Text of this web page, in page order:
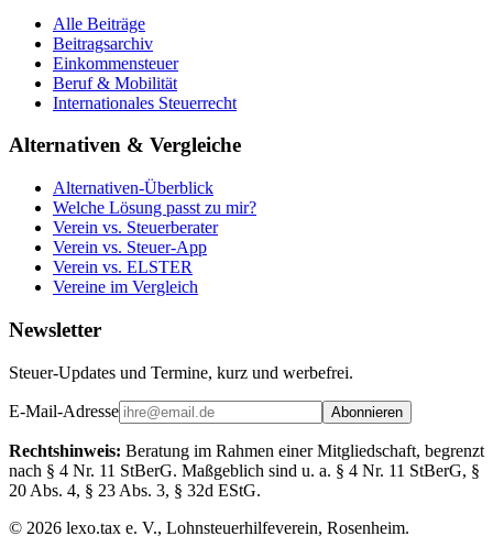
Alle Beiträge
Beitragsarchiv
Einkommensteuer
Beruf & Mobilität
Internationales Steuerrecht
Alternativen & Vergleiche
Alternativen-Überblick
Welche Lösung passt zu mir?
Verein vs. Steuerberater
Verein vs. Steuer-App
Verein vs. ELSTER
Vereine im Vergleich
Newsletter
Steuer-Updates und Termine, kurz und werbefrei.
E-Mail-Adresse Abonnieren
Rechtshinweis: Beratung im Rahmen einer Mitgliedschaft, begrenzt
nach § 4 Nr. 11 StBerG. Maßgeblich sind u. a. § 4 Nr. 11 StBerG, §
20 Abs. 4, § 23 Abs. 3, § 32d EStG.
© 2026 lexo.tax e. V., Lohnsteuerhilfeverein, Rosenheim.